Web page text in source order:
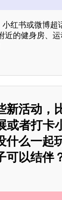
红书或微博超
近的健身房、
新活动，
或者打卡
么一起
可以结伴